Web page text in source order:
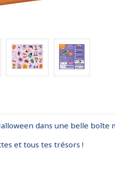
dans une belle boîte
et tous tes trésors !